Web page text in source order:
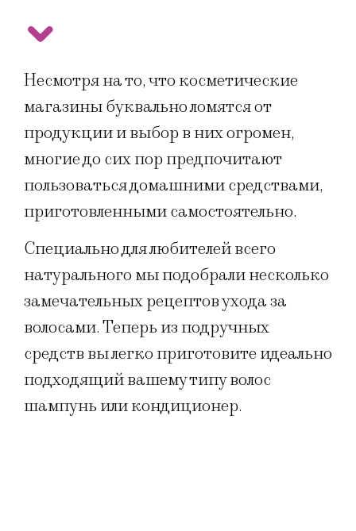
Несмотря на то, что косметические
магазины буквально ломятся от
продукции и выбор в них огромен,
многие до сих пор предпочитают
пользоваться домашними средствами,
приготовленными самостоятельно.
Специально для любителей всего
натурального мы подобрали несколько
замечательных рецептов ухода за
волосами. Теперь из подручных
средств вы легко приготовите идеально
подходящий вашему типу волос
шампунь или кондиционер.